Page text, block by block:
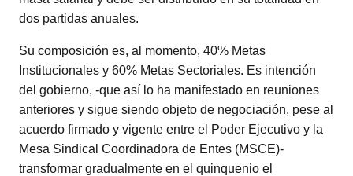
dos partidas anuales.
Su composición es, al momento, 40% Metas
Institucionales y 60% Metas Sectoriales. Es intención
del gobierno, -que así lo ha manifestado en reuniones
anteriores y sigue siendo objeto de negociación, pese al
acuerdo firmado y vigente entre el Poder Ejecutivo y la
Mesa Sindical Coordinadora de Entes (MSCE)-
transformar gradualmente en el quinquenio el